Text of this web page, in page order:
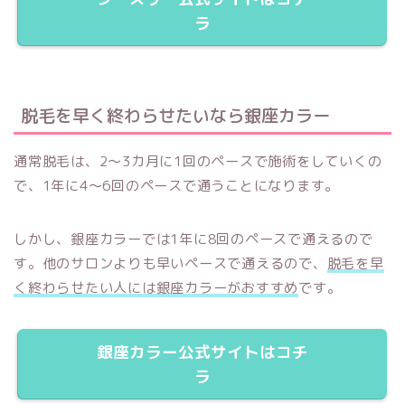
ラ
脱毛を早く終わらせたいなら銀座カラー
通常脱毛は、2～3カ月に1回のペースで施術をしていくの
で、1年に4～6回のペースで通うことになります。
しかし、銀座カラーでは1年に8回のペースで通えるので
す。他のサロンよりも早いペースで通えるので、 脱毛を早
く終わらせたい人には銀座カラーがおすすめです。
銀座カラー公式サイトはコチ
ラ